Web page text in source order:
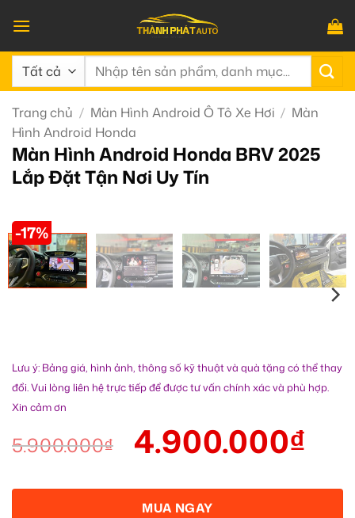
qua
nội
dung
Tìm
Trang chủ / Màn Hình Android Ô Tô Xe Hơi / Màn
Hình Android Honda
Màn Hình Android Honda BRV 2025
Lắp Đặt Tận Nơi Uy Tín
-17%
Lưu ý: Bảng giá, hình ảnh, thông số kỹ thuật và quà tặng có thể thay
đổi. Vui lòng liên hệ trực tiếp để được tư vấn chính xác và phù hợp.
Xin cảm ơn
5.900.000₫ 4.900.000₫
MUA NGAY